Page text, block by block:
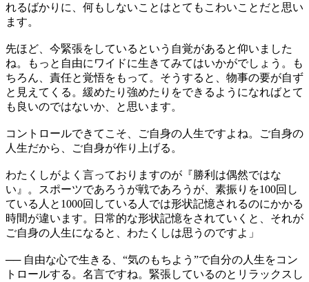
れるばかりに、何もしないことはとてもこわいことだと思い
ます。
先ほど、今緊張をしているという自覚があると仰いました
ね。もっと自由にワイドに生きてみてはいかがでしょう。も
ちろん、責任と覚悟をもって。そうすると、物事の要が自ず
と見えてくる。緩めたり強めたりをできるようになればとて
も良いのではないか、と思います。
コントロールできてこそ、ご自身の人生ですよね。ご自身の
人生だから、ご自身が作り上げる。
わたくしがよく言っておりますのが『勝利は偶然ではな
い』。スポーツであろうが戦であろうが、素振りを100回し
ている人と1000回している人では形状記憶されるのにかかる
時間が違います。日常的な形状記憶をされていくと、それが
ご自身の人生になると、わたくしは思うのですよ」
── 自由な心で生きる、“気のもちよう”で自分の人生をコン
トロールする。名言ですね。緊張しているのとリラックスし